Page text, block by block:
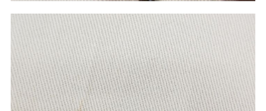
店舗一覧
古着卸売
特定商取引法に基づく表示
プライバシーポリシー
お問い合わせ